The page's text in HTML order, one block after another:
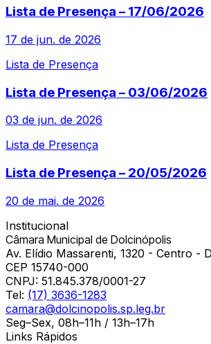
Lista de Presença – 17/06/2026
17 de jun. de 2026
Lista de Presença
Lista de Presença – 03/06/2026
03 de jun. de 2026
Lista de Presença
Lista de Presença – 20/05/2026
20 de mai. de 2026
Institucional
Câmara Municipal de Dolcinópolis
Av. Elídio Massarenti, 1320 - Centro -
CEP 15740-000
CNPJ: 51.845.378/0001-27
Tel: (17) 3636-1283
camara@dolcinopolis.sp.leg.br
Seg–Sex, 08h–11h / 13h–17h
Links Rápidos